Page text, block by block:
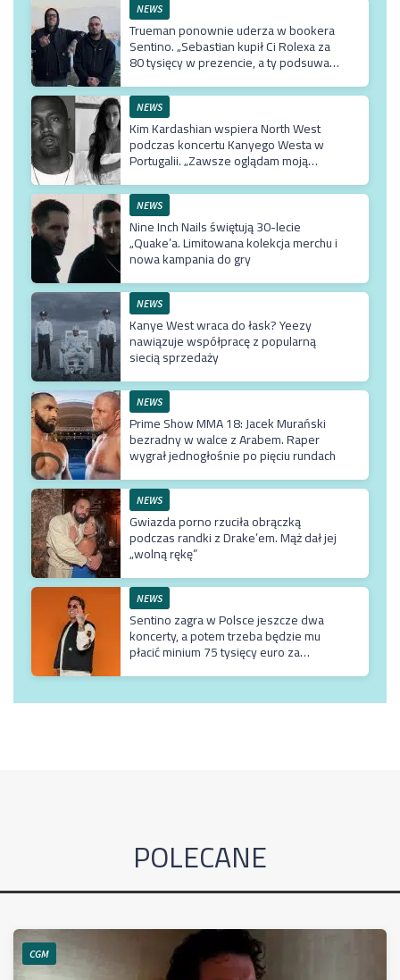
NEWS
Trueman ponownie uderza w bookera
Sentino. „Sebastian kupił Ci Rolexa za
80 tysięcy w prezencie, a ty podsuwasz
NEWS
Kim Kardashian wspiera North West
podczas koncertu Kanyego Westa w
Portugalii. „Zawsze oglądam moją
NEWS
Nine Inch Nails świętują 30-lecie
„Quake’a. Limitowana kolekcja merchu i
nowa kampania do gry
NEWS
Kanye West wraca do łask? Yeezy
nawiązuje współpracę z popularną
siecią sprzedaży
NEWS
Prime Show MMA 18: Jacek Murański
bezradny w walce z Arabem. Raper
wygrał jednogłośnie po pięciu rundach
NEWS
Gwiazda porno rzuciła obrączką
podczas randki z Drake’em. Mąż dał jej
„wolną rękę”
NEWS
Sentino zagra w Polsce jeszcze dwa
koncerty, a potem trzeba będzie mu
płacić minium 75 tysięcy euro za
POLECANE
CGM